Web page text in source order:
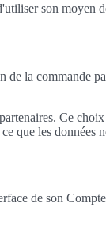
son moyen
de la commande
Ce
que les données
de son